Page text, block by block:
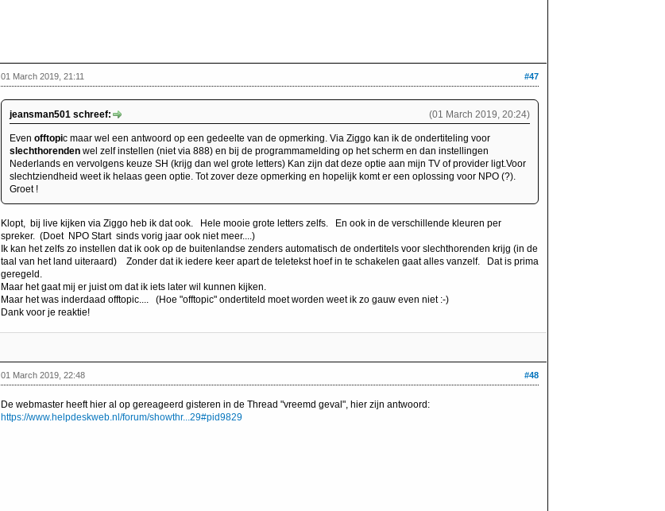
#47
01 March 2019, 21:11
(01 March 2019, 20:24)
jeansman501 schreef:
Even offtopic maar wel een antwoord op een gedeelte van de opmerking. Via Ziggo kan ik de ondertiteling voor
slechthorenden wel zelf instellen (niet via 888) en bij de programmamelding op het scherm en dan instellingen
Nederlands en vervolgens keuze SH (krijg dan wel grote letters) Kan zijn dat deze optie aan mijn TV of provider ligt.Voor
slechtziendheid weet ik helaas geen optie. Tot zover deze opmerking en hopelijk komt er een oplossing voor NPO (?).
Groet !
Klopt, bij live kijken via Ziggo heb ik dat ook. Hele mooie grote letters zelfs. En ook in de verschillende kleuren per
spreker. (Doet NPO Start sinds vorig jaar ook niet meer....)
Ik kan het zelfs zo instellen dat ik ook op de buitenlandse zenders automatisch de ondertitels voor slechthorenden krijg (in de
taal van het land uiteraard) Zonder dat ik iedere keer apart de teletekst hoef in te schakelen gaat alles vanzelf. Dat is prima
geregeld.
Maar het gaat mij er juist om dat ik iets later wil kunnen kijken.
Maar het was inderdaad offtopic.... (Hoe "offtopic" ondertiteld moet worden weet ik zo gauw even niet :-)
Dank voor je reaktie!
#48
01 March 2019, 22:48
De webmaster heeft hier al op gereageerd gisteren in de Thread "vreemd geval", hier zijn antwoord:
https://www.helpdeskweb.nl/forum/showthr...29#pid9829